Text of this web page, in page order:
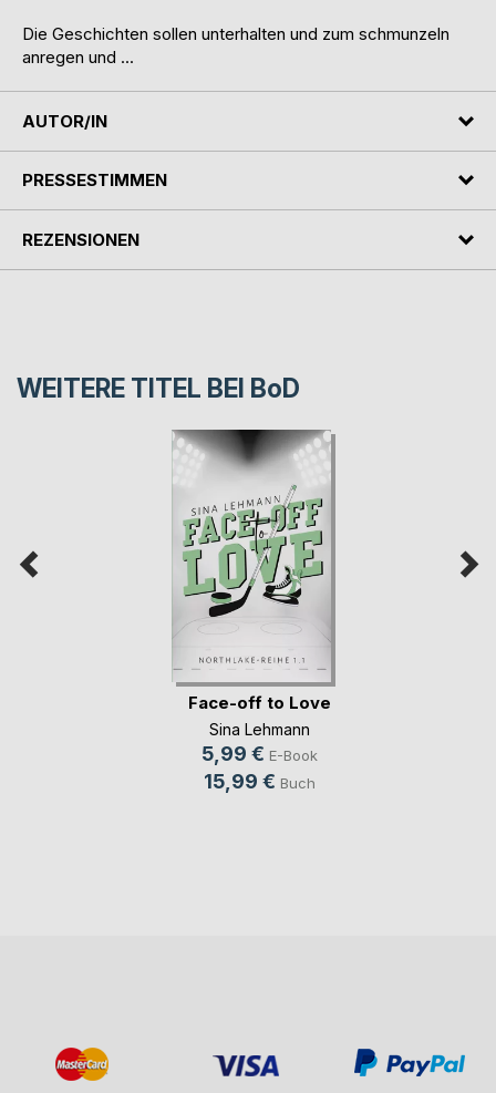
Die Geschichten sollen unterhalten und zum schmunzeln
anregen und ...
AUTOR/IN
PRESSESTIMMEN
REZENSIONEN
WEITERE TITEL BEI BoD
Face-off to Love
Sina Lehmann
5,99 € E-Book
15,99 € Buch